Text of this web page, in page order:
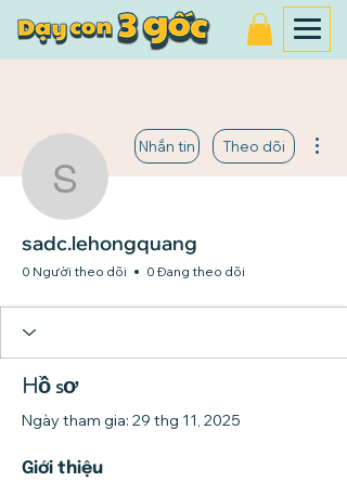
Nhắn tin Theo dõi
sadc.lehongquang
0 Người theo dõi 0 Đang theo dõi
Hồ sơ
Ngày tham gia: 29 thg 11, 2025
Giới thiệu